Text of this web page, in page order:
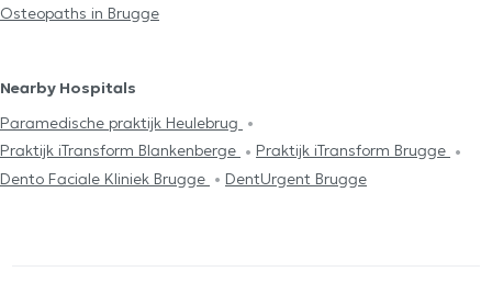
Osteopaths in Brugge
Nearby Hospitals
Paramedische praktijk Heulebrug
Praktijk iTransform Blankenberge
Praktijk iTransform Brugge
Dento Faciale Kliniek Brugge
DentUrgent Brugge